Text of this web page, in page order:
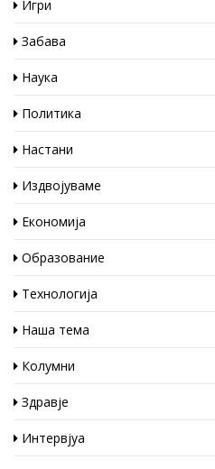
Игри
Забава
Наука
Политика
Настани
Издвојуваме
Економија
Образование
Технологија
Наша тема
Колумни
Здравје
Интервјуа